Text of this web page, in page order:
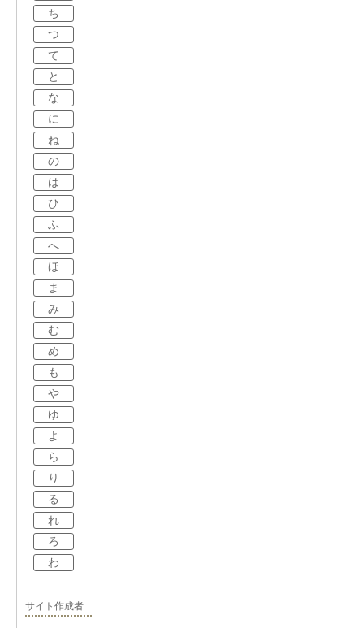
ち
つ
て
と
な
に
ね
の
は
ひ
ふ
へ
ほ
ま
み
む
め
も
や
ゆ
よ
ら
り
る
れ
ろ
わ
サイト作成者